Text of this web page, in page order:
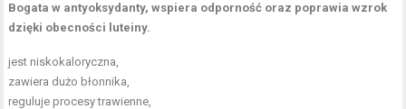
Bogata w antyoksydanty, wspiera odporność oraz poprawia wzrok
dzięki obecności luteiny.
jest niskokaloryczna,
zawiera dużo błonnika,
reguluje procesy trawienne,